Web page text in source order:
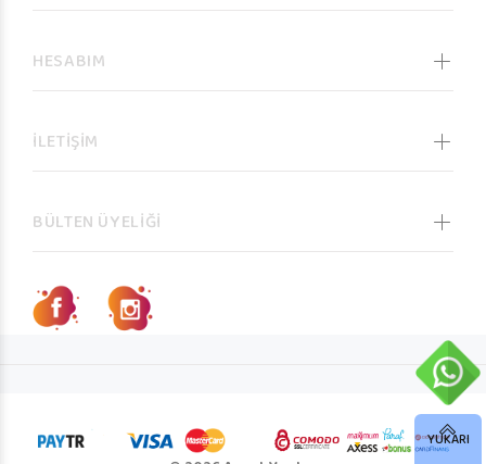
HESABIM
İLETİŞİM
BÜLTEN ÜYELİĞİ
YUKARI